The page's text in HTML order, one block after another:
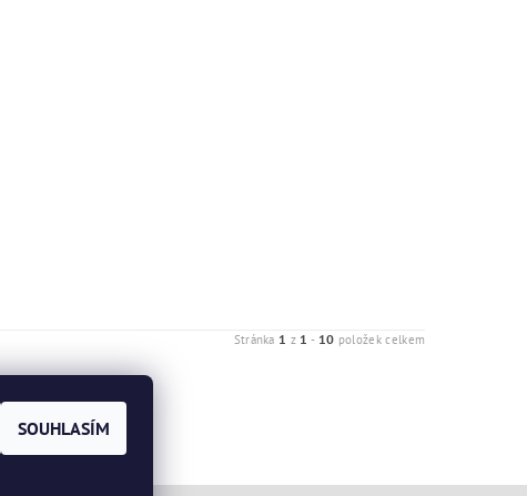
Stránka 1 z 1 - 10 položek celkem
SOUHLASÍM